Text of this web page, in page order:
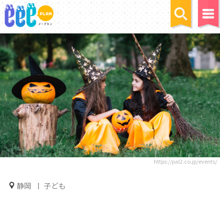
https://pal2.co.jp/events/
静岡 子ども